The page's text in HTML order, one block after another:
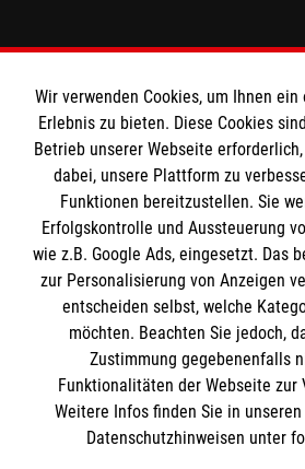
Informationen
Impressum
Datenschutz
Barrierefreiheit
Kontakt
Die Malteser
Malteser in Deutschland
Malteserorden
Sharepoint
Spendenkonto
Wir verwenden Cookies, um Ihnen
Erlebnis zu bieten. Diese Cookies
Betrieb unserer Webseite
dabei, unsere Plattform zu
Funktionen bereitzustellen. Sie
Erfolgskontrolle und Aussteuerung
wie z.B. Google Ads, eingesetzt. Das
zur Personalisierung von Anzeigen
entscheiden selbst, welche
möchten. Beachten Sie jedoch,
Zustimmung gegebenenfalls
Funktionalitäten der Webseite zur
Weitere Infos finden Sie in
Datenschutzhinweisen unter